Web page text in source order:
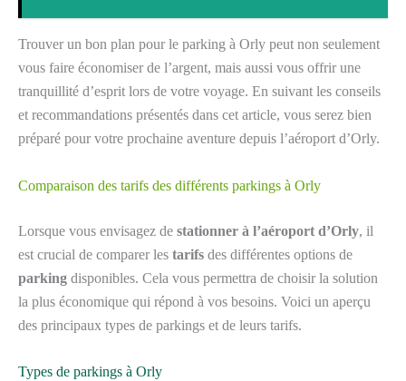
Trouver un bon plan pour le parking à Orly peut non seulement
vous faire économiser de l’argent, mais aussi vous offrir une
tranquillité d’esprit lors de votre voyage. En suivant les conseils
et recommandations présentés dans cet article, vous serez bien
préparé pour votre prochaine aventure depuis l’aéroport d’Orly.
Comparaison des tarifs des différents parkings à Orly
Lorsque vous envisagez de stationner à l’aéroport d’Orly, il
est crucial de comparer les tarifs des différentes options de
parking disponibles. Cela vous permettra de choisir la solution
la plus économique qui répond à vos besoins. Voici un aperçu
des principaux types de parkings et de leurs tarifs.
Types de parkings à Orly